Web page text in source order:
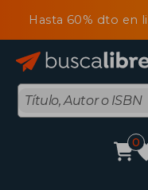
Hasta 60% dto en
0